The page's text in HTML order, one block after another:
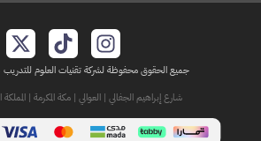
جميع الحقوق محفوظة لشركة تقنيات العلوم للتدريب 2026م 1447هـ
شارع إبراهيم الجفالي | العوالي | مكة المكرمة | المملكة